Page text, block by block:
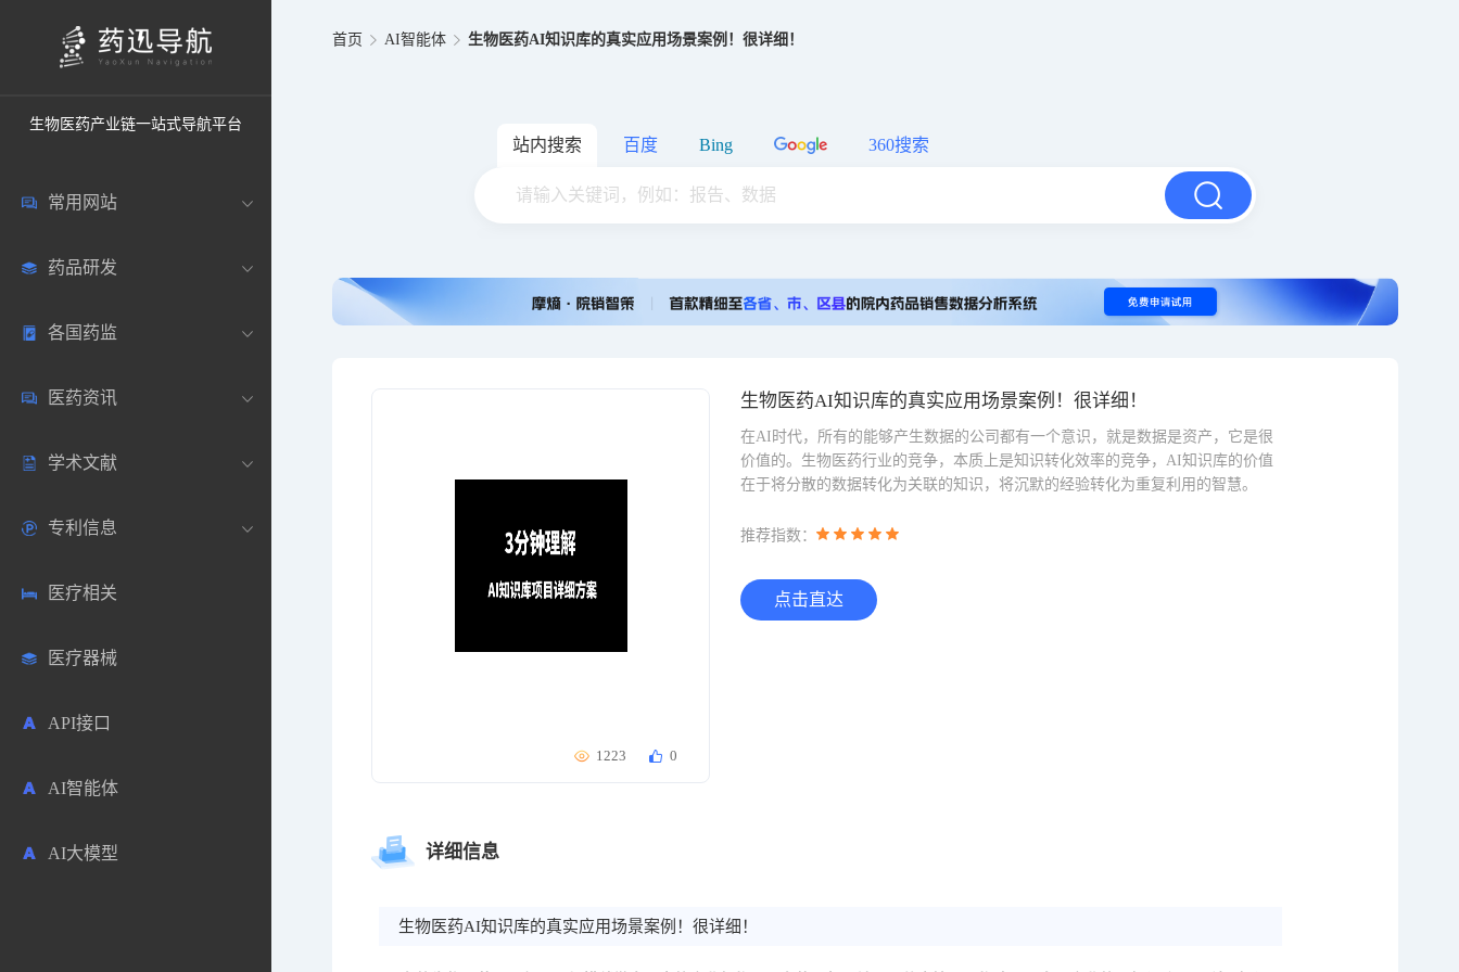
生物医药产业链一站式导航平台
常用网站
中国常用
药圈资讯
邮箱登录
药典网站
药品研发
药研数据库
药品说明书
药物临床
生物数据库
药品市场信息
合成化工
药物分析
毒性数据库
原辅料包材
各国药监
中国
美国
欧洲
日本
其他各国
医药资讯
医药新闻
医药论坛
药研咨询
医药科普
学术文献
学术搜索
SciHub文献
文献下载
文献管理
专利信息
各国专利局官方查询
医药专利
商业专利数据库
免费专利库
医疗相关
医疗器械
API接口
AI智能体
AI大模型
首页 AI智能体 生物医药AI知识库的真实应用场景案例！很详细！
站内搜索 百度 Bing 360搜索
1223 0
生物医药AI知识库的真实应用场景案例！很详细！
在AI时代，所有的能够产生数据的公司都有一个意识，就是数据是资产，它是很
价值的。生物医药行业的竞争，本质上是知识转化效率的竞争，AI知识库的价值
在于将分散的数据转化为关联的知识，将沉默的经验转化为重复利用的智慧。
推荐指数：
点击直达
详细信息
生物医药AI知识库的真实应用场景案例！很详细！